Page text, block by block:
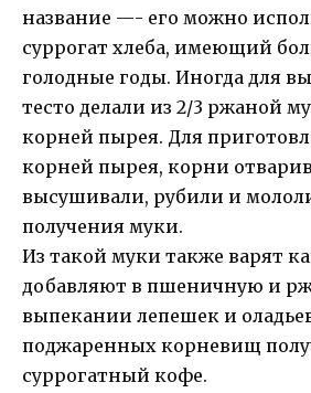
название —- его можно
суррогат хлеба, имеющий
голодные годы. Иногда для
тесто делали из 2/3 ржаной
корней пырея. Для
корней пырея, корни
высушивали, рубили и
получения муки.
Из такой муки также варят
добавляют в пшеничную и
выпекании лепешек и
поджаренных корневищ
суррогатный кофе.